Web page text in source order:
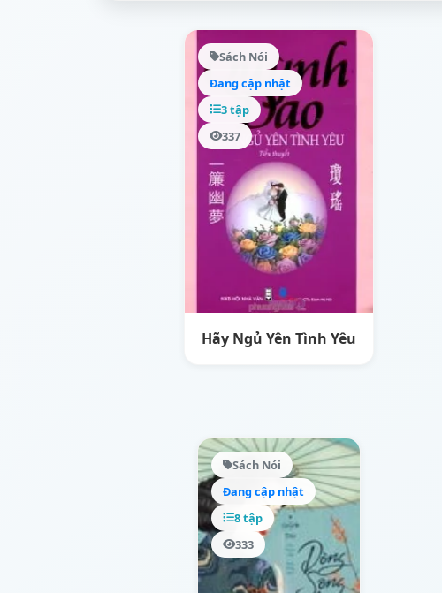
Sách Nói
Đang cập nhật
3 tập
337
Hãy Ngủ Yên Tình Yêu
Sách Nói
Đang cập nhật
8 tập
333